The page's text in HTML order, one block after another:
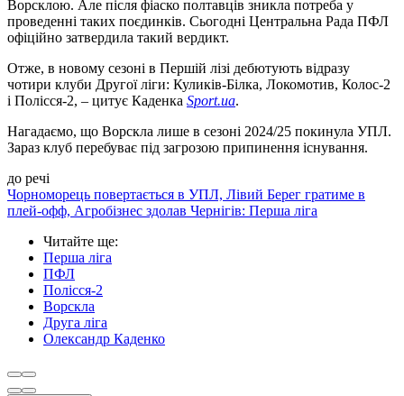
Ворсклою. Але після фіаско полтавців зникла потреба у
проведенні таких поєдинків. Сьогодні Центральна Рада ПФЛ
офіційно затвердила такий вердикт.
Отже, в новому сезоні в Першій лізі дебютують відразу
чотири клуби Другої ліги: Куликів-Білка, Локомотив, Колос-2
і Полісся-2, – цитує Каденка Sport.ua.
Нагадаємо, що Ворскла лише в сезоні 2024/25 покинула УПЛ.
Зараз клуб перебуває під загрозою припинення існування.
до речі
Чорноморець повертається в УПЛ, Лівий Берег гратиме в
плей-офф, Агробізнес здолав Чернігів: Перша ліга
Читайте ще:
Перша ліга
ПФЛ
Полісся-2
Ворскла
Друга ліга
Олександр Каденко